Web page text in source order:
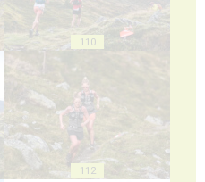
110
112